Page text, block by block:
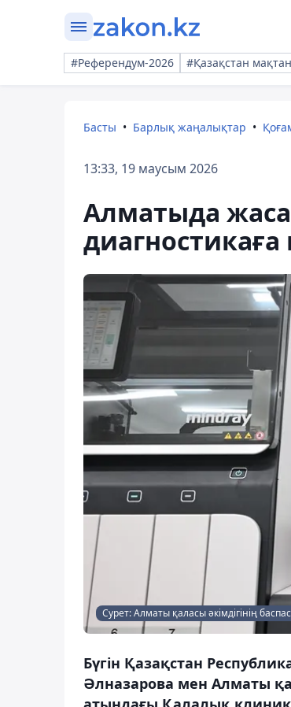
#Референдум-2026 #Қазақстан
Басты Барлық жаңалықтар
13:33, 19 маусым 2026
Алматыда
Сурет: Алматы қаласы әкімдігінің
Бүгін Қазақстан
Әлназарова мен Алматы